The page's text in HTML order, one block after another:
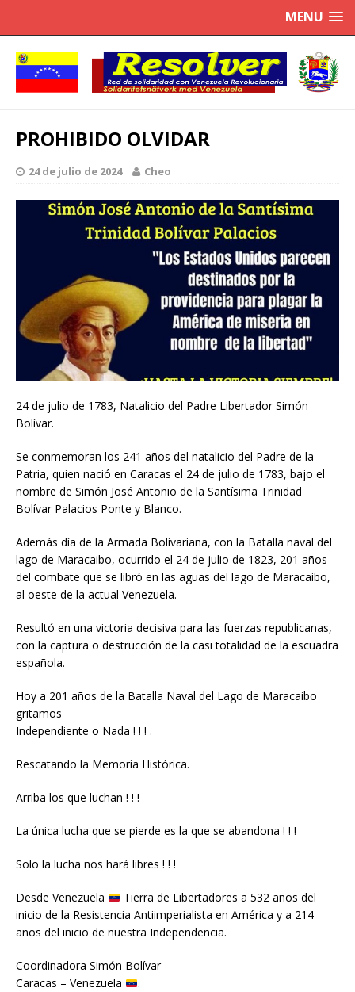
MENU
PROHIBIDO OLVIDAR
24 de julio de 2024 Cheo
24 de julio de 1783, Natalicio del Padre Libertador Simón
Bolívar.
Se conmemoran los 241 años del natalicio del Padre de la
Patria, quien nació en Caracas el 24 de julio de 1783, bajo el
nombre de Simón José Antonio de la Santísima Trinidad
Bolívar Palacios Ponte y Blanco.
Además día de la Armada Bolivariana, con la Batalla naval del
lago de Maracaibo, ocurrido el 24 de julio de 1823, 201 años
del combate que se libró en las aguas del lago de Maracaibo,
al oeste de la actual Venezuela.
Resultó en una victoria decisiva para las fuerzas republicanas,
con la captura o destrucción de la casi totalidad de la escuadra
española.
Hoy a 201 años de la Batalla Naval del Lago de Maracaibo
gritamos
Independiente o Nada ! ! ! .
Rescatando la Memoria Histórica.
Arriba los que luchan ! ! !
La única lucha que se pierde es la que se abandona ! ! !
Solo la lucha nos hará libres ! ! !
Desde Venezuela
Tierra de Libertadores a 532 años del
inicio de la Resistencia Antiimperialista en América y a 214
años del inicio de nuestra Independencia.
Coordinadora Simón Bolívar
Caracas – Venezuela
.